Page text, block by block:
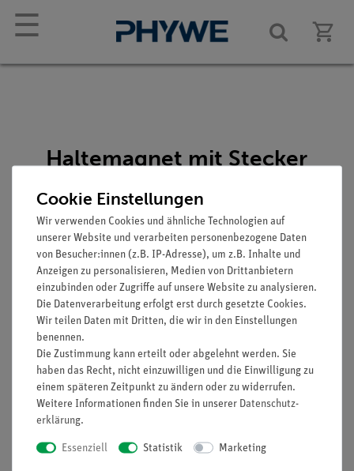
☰
Haltemagnet mit Stecker
Funktion und Verwendung
Magnetisches Steckelement zum Fixieren eines
Luftkissenbahnschlittens oder Messwagen für
Rollenfahrbahn an der mechanischen Startvorrichtung.
Ausstattung und technische
Daten
Maße (mm): 16 x 38 x 16
Cookie Einstellungen
Wir verwenden Cookies und ähnliche Technologien auf
unserer Website und verarbeiten personenbezogene Daten
von Besucher:innen (z.B. IP-Adresse), um z.B. Inhalte und
Anzeigen zu personalisieren, Medien von Drittanbietern
einzubinden oder Zugriffe auf unsere Website zu analysieren.
Die Datenverarbeitung erfolgt erst durch gesetzte Cookies.
Wir teilen Daten mit Dritten, die wir in den Einstellungen
benennen.
Die Zustimmung kann erteilt oder abgelehnt werden. Sie
haben das Recht, nicht einzuwilligen und die Einwilligung zu
einem späteren Zeitpunkt zu ändern oder zu widerrufen.
Weitere Informationen finden Sie in unserer Daten­schutz­
erklärung.
Essenziell Statistik Marketing